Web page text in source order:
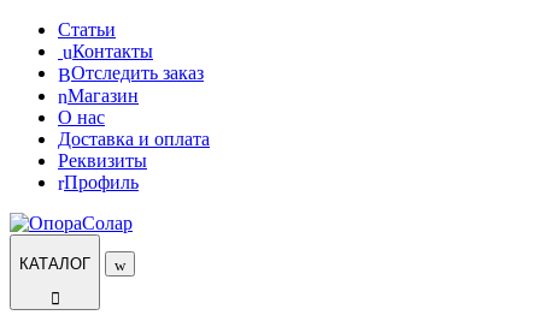
Перейти
навигации
Перейти
содержанию
Статьи
Контакты
Отследить заказ
Магазин
О нас
Доставка и оплата
Реквизиты
Профиль
КАТАЛОГ